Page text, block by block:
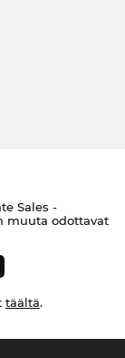
Sales -
muuta odottavat
täältä.